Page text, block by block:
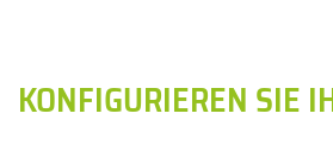
KONFIGURIEREN SIE